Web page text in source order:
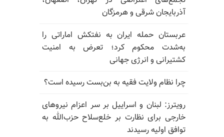
آذربایجان شرقی و هرمزگان
عربستان حمله ایران به نفتکش اماراتی را
به‌شدت محکوم کرد؛ تعرض به امنیت
کشتیرانی و انرژی جهانی
چرا نظام ولایت فقیه به بن‌بست رسیده است؟
رویترز: لبنان و اسراییل بر سر اعزام نیروهای
خارجی برای نظارت بر خلع‌سلاح حزب‌الله به
توافق اولیه رسیدند